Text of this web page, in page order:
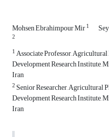
Mohsen Ebrahimpour Mir1
2
1Associate Professor,
Development Research Institute,
Iran
2 Senior Researcher, Agricultural
Development Research Institute,
Iran